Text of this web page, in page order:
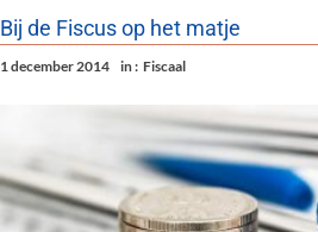
Bij de Fiscus op het matje
1 december 2014 in : Fiscaal